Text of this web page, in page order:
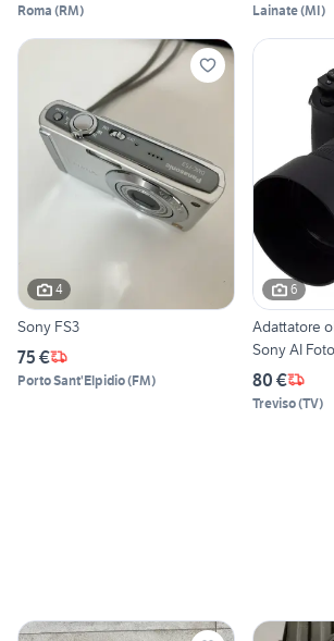
Roma (RM) Lainate(MI)
4
Sony FS3
75 €
Porto Sant'Elpidio(FM)
6
Adattatore
Sony
80 €
Treviso(TV)